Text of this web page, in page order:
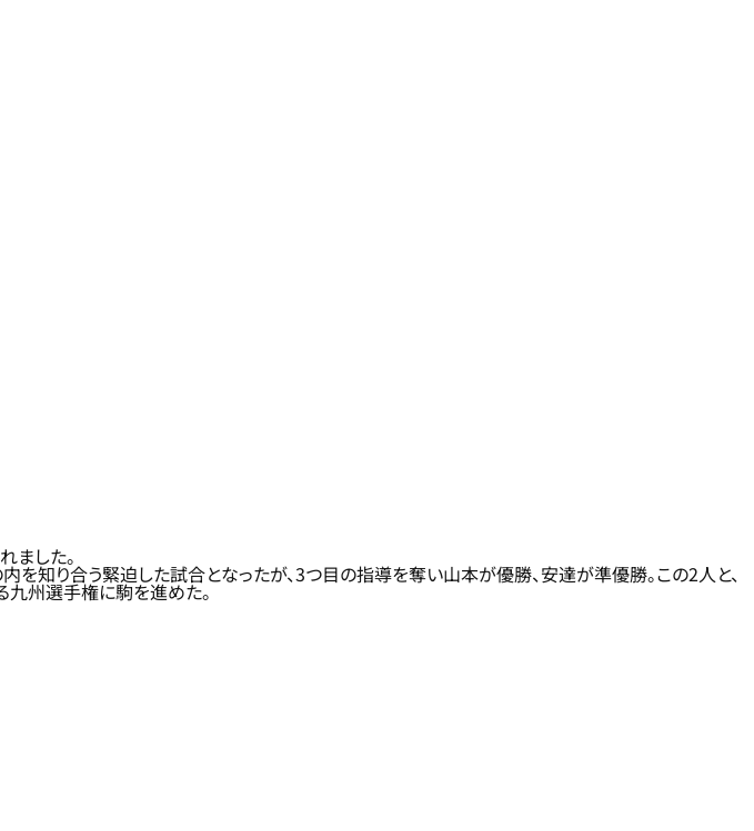
ました。
知り合う緊迫した試合となったが、3つ目の指導を奪い山本が優勝、安達が準優勝。この2人と、
九州選手権に駒を進めた。